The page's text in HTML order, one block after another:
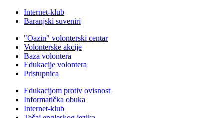
Internet-klub
Baranjski suveniri
"Oazin" volonterski centar
Volonterske akcije
Baza volontera
Edukacije volontera
Pristupnica
Edukacijom protiv ovisnosti
Informatička obuka
Internet-klub